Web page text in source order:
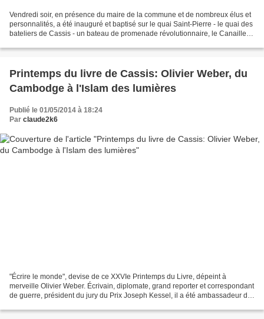
Vendredi soir, en présence du maire de la commune et de nombreux élus et
personnalités, a été inauguré et baptisé sur le quai Saint-Pierre - le quai des
bateliers de Cassis - un bateau de promenade révolutionnaire, le Canaille.
Printemps du livre de Cassis: Olivier Weber, du
Cambodge à l'Islam des lumières
Publié le 01/05/2014 à 18:24
Par claude2k6
"Écrire le monde", devise de ce XXVIe Printemps du Livre, dépeint à
merveille Olivier Weber. Écrivain, diplomate, grand reporter et correspondant
de guerre, président du jury du Prix Joseph Kessel, il a été ambassadeur de